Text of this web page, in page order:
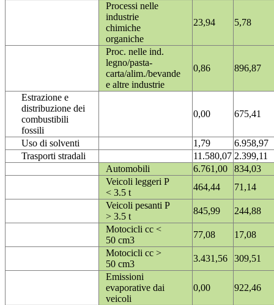
Processi nelle
industrie
chimiche
organiche
23,94 5,78
Proc. nelle ind.
legno/pasta-
carta/alim./bevande
e altre industrie
0,86 896,87
Estrazione e
distribuzione dei
combustibili
fossili
0,00 675,41
Uso di solventi 1,79
6.958,97
Trasporti stradali
11.580,07 2.399,11
Automobili
6.761,00
834,03
Veicoli leggeri P
< 3.5 t
464,44
71,14
Veicoli pesanti P
> 3.5 t
845,99
244,88
Motocicli cc <
50 cm3
77,08
17,08
Motocicli cc >
50 cm3
3.431,56
309,51
Emissioni
evaporative dai
veicoli
0,00 922,46